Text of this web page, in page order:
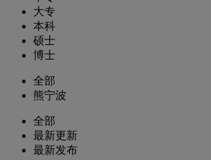
大专
本科
硕士
博士
全部
熊宁波
全部
最新更新
最新发布